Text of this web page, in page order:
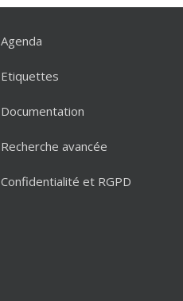
Agenda
Etiquettes
Documentation
Recherche avancée
Confidentialité et RGPD